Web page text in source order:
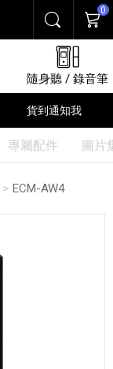
搜尋 購物
0
隨身聽 / 錄音筆
貨到通知我
專屬配件 圖片
目前頁面：
ECM-AW4